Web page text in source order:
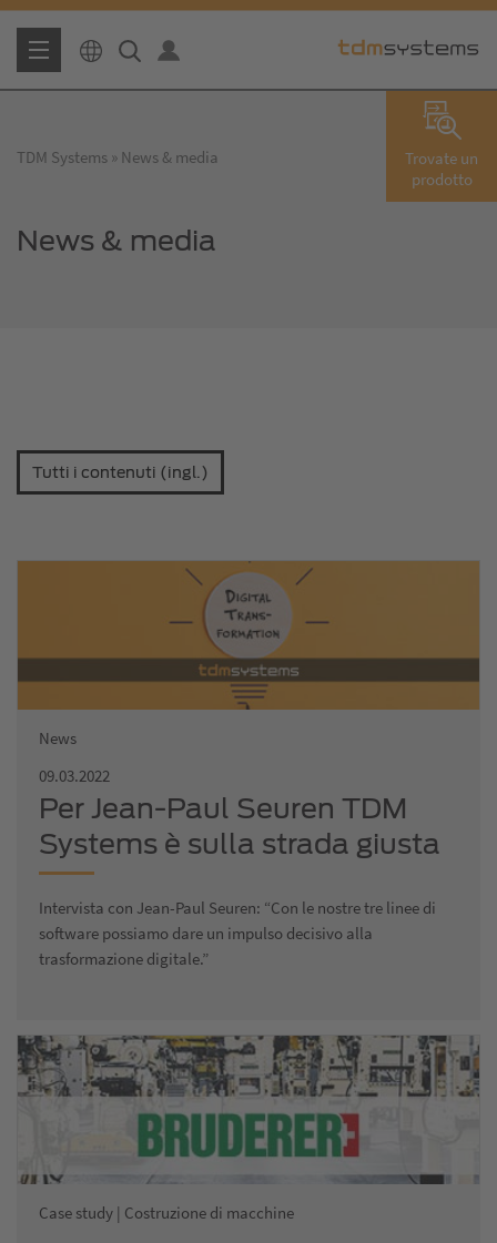
Trovate un
prodotto
TDM Systems News & media
News & media
Tutti i contenuti (ingl.)
News
09.03.2022
Per Jean-Paul Seuren TDM
Systems è sulla strada giusta
Intervista con Jean-Paul Seuren: “Con le nostre tre linee di
software possiamo dare un impulso decisivo alla
trasformazione digitale.”
Case study | Costruzione di macchine